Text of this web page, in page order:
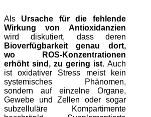
Als Ursache für die fehlende
Wirkung von Antioxidanzien
wird diskutiert, dass deren
Bioverfügbarkeit genau dort,
wo ROS-Konzentrationen
erhöht sind, zu gering ist. Auch
ist oxidativer Stress meist kein
systemisches Phänomen,
sondern auf einzelne Organe,
Gewebe und Zellen oder sogar
subzelluläre Kompartimente